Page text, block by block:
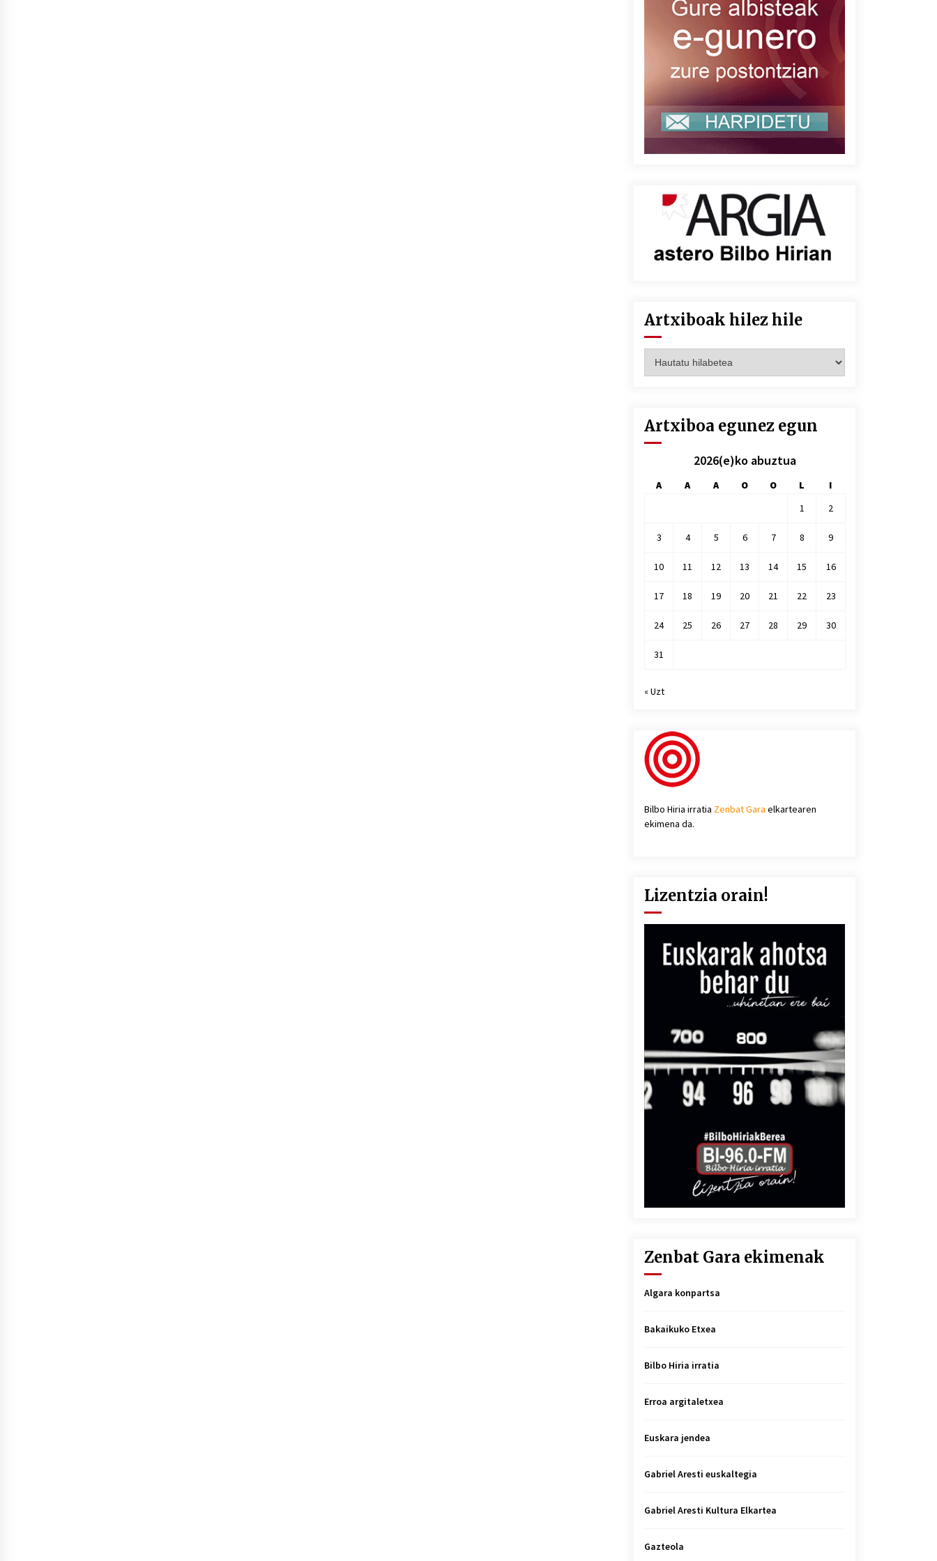
Artxiboak hilez hile
hilez
Artxiboa egunez egun
2026(e)ko abuztua
A A A O O L
I
1
2
3 4 5 6 7 8 9
10 11 12 13 14 15 16
17 18 19 20 21 22 23
24 25 26 27 28 29 30
31
« Uzt
Bilbo Hiria irratia Zenbat Gara elkartearen
ekimena da.
Lizentzia orain!
Zenbat Gara ekimenak
Algara konpartsa
Bakaikuko Etxea
Bilbo Hiria irratia
Erroa argitaletxea
Euskara jendea
Gabriel Aresti euskaltegia
Gabriel Aresti Kultura Elkartea
Gazteola